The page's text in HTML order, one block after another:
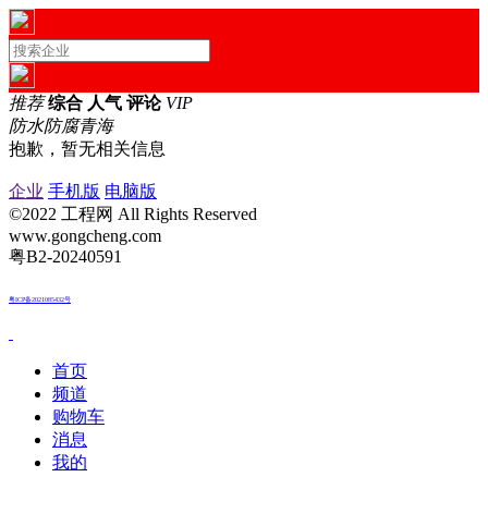
推荐 综合 人气 评论 VIP
防水防腐青海
抱歉，暂无相关信息
企业 手机版 电脑版
©2022 工程网 All Rights Reserved
www.gongcheng.com
粤B2-20240591
粤ICP备2021085432号
首页
频道
购物车
消息
我的